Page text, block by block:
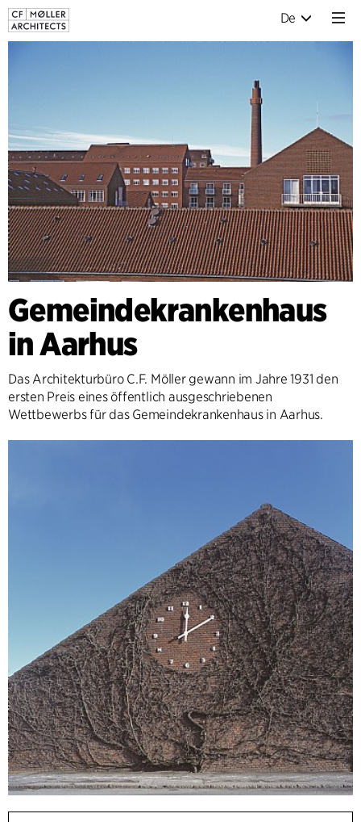
De
Gemeindekrankenhaus
in Aarhus
Das Architekturbüro C.F. Möller gewann im Jahre 1931 den
ersten Preis eines öffentlich ausgeschriebenen
Wettbewerbs für das Gemeindekrankenhaus in Aarhus.